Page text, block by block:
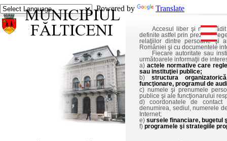
Powered by Translate
Accesul liber şi neîngrădit
definite astfel prin prezenta
relaţiilor dintre persoane şi
României şi cu documentele
Fiecare autoritate sau
următoarele informaţii de
a) actele normative care
sau instituţiei publice;
b) structura
funcţionare, programul de
c) numele şi prenumele
publice şi ale funcţionarului
d) coordonatele de contact
denumirea, sediul, numerele
Internet;
e) sursele financiare, bugetul
f) programele şi strategiile